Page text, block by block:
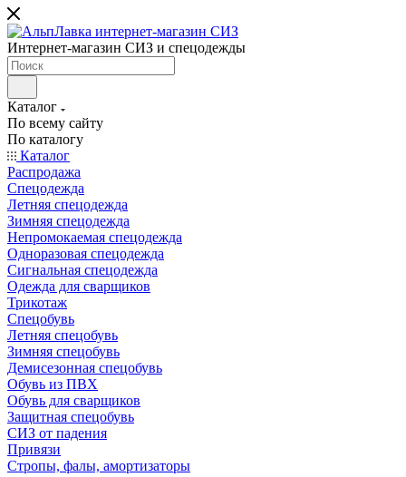
Интернет-магазин СИЗ и спецодежды
Каталог
По всему сайту
По каталогу
Каталог
Распродажа
Спецодежда
Летняя спецодежда
Зимняя спецодежда
Непромокаемая спецодежда
Одноразовая спецодежда
Сигнальная спецодежда
Одежда для сварщиков
Трикотаж
Спецобувь
Летняя спецобувь
Зимняя спецобувь
Демисезонная спецобувь
Обувь из ПВХ
Обувь для сварщиков
Защитная спецобувь
СИЗ от падения
Привязи
Стропы, фалы, амортизаторы